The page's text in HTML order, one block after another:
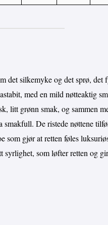
det silkemyke og det sprø,
med en mild nøtteaktig
litt grønn smak, og sammen
smakfull. De ristede nøttene
som gjør at retten føles
syrlighet, som løfter retten og